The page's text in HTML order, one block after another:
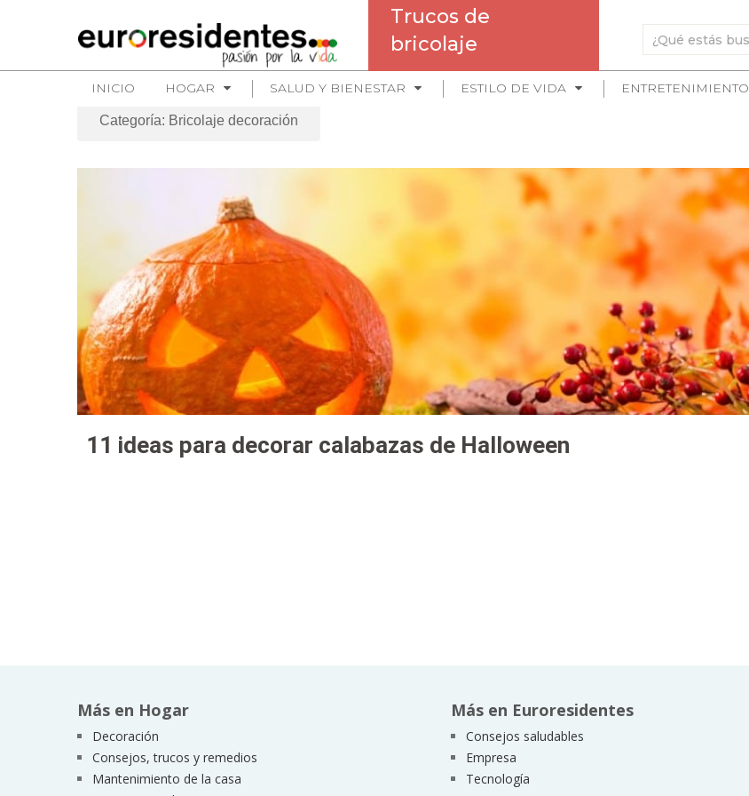
Trucos de
bricolaje
INICIO HOGAR SALUD Y BIENESTAR ESTILO DE VIDA ENTRETENIMIENTO
Categoría: Bricolaje decoración
11 ideas para decorar calabazas de Halloween
Más en Hogar
Decoración
Consejos, trucos y remedios
Mantenimiento de la casa
Más en Euroresidentes
Consejos saludables
Empresa
Tecnología